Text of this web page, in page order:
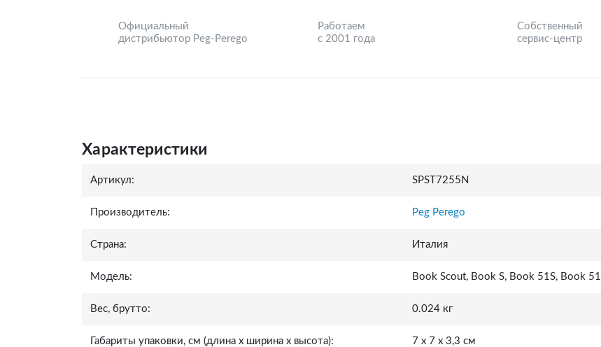
Официальный
дистрибьютор Peg-Perego
Работаем
с 2001 года
Собственный
сервис-центр
Характеристики
Артикул: SPST7255N
Производитель: Peg Perego
Страна: Италия
Модель: Book Scout, Book S, Book 51S, Book 51
Вес, брутто: 0.024 кг
Габариты упаковки, см (длина x ширина x высота): 7 х 7 х 3,3 см